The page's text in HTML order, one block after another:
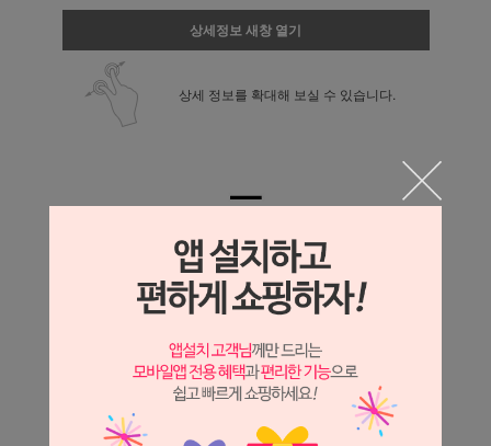
상세정보 새창 열기
상세 정보를 확대해 보실 수 있습니다.